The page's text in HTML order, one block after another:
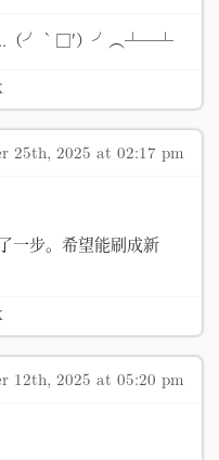
（╯‵□′）╯︵┴─┴
25th, 2025 at 02:17 pm
一步。希望能刷成新
12th, 2025 at 05:20 pm